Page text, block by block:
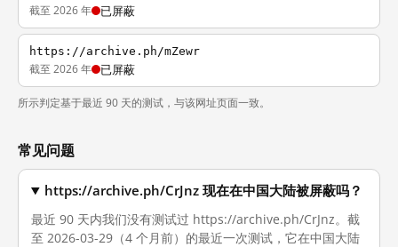
截至 2026 年 已屏蔽
https://archive.ph/mZewr
截至 2026 年 已屏蔽
所示判定基于最近 90 天的测试，与该网址页面一致。
常见问题
https://archive.ph/CrJnz 现在在中国大陆被屏蔽吗？
最近 90 天内我们没有测试过 https://archive.ph/CrJnz。截
至 2026-03-29（4 个月前）的最近一次测试，它在中国大陆